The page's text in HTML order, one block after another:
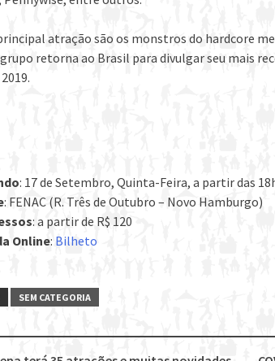
atração são os monstros do hardcore
retorna ao Brasil para divulgar seu mais
: 17 de Setembro, Quinta-Feira, a partir das
: FENAC (R. Três de Outubro – Novo Hamburgo)
: a partir de R$ 120
Online: Bilheto
SEM CATEGORIA